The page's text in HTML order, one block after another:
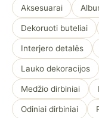
Aksesuarai
Dekoruoti buteliai
Interjero detalės
Lauko dekoracijos
Medžio dirbiniai
Odiniai dirbiniai